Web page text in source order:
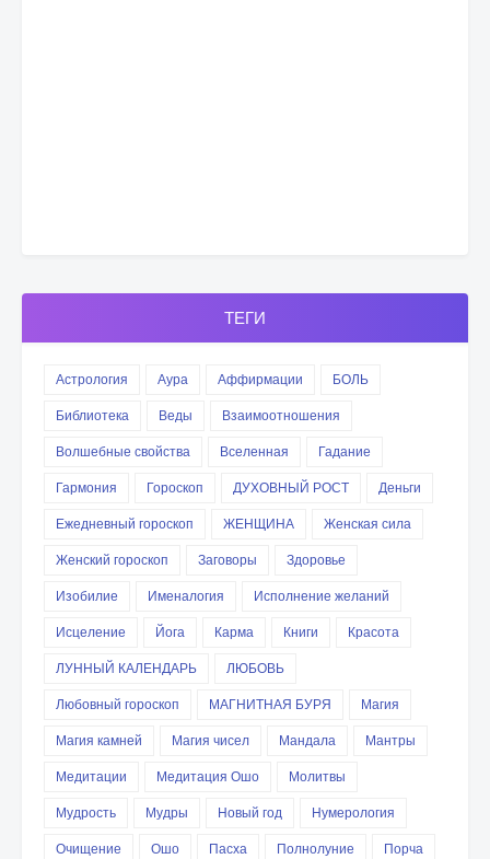
ТЕГИ
Астрология Аура Аффирмации
БОЛЬ
Библиотека
Веды
Взаимоотношения
Волшебные свойства
Вселенная
Гадание
Гармония
Гороскоп ДУХОВНЫЙ РОСТ
Деньги
Ежедневный гороскоп
ЖЕНЩИНА
Женская сила
Женский гороскоп
Заговоры
Здоровье
Изобилие
Именалогия
Исполнение желаний
Исцеление
Йога Карма Книги
Красота
ЛУННЫЙ КАЛЕНДАРЬ
ЛЮБОВЬ
Любовный гороскоп
МАГНИТНАЯ БУРЯ
Магия
Магия камней
Магия чисел Мандала
Мантры
Медитации
Медитация Ошо
Молитвы
Мудрость
Мудры Новый год
Нумерология
Очищение
Ошо Пасха Полнолуние
Порча